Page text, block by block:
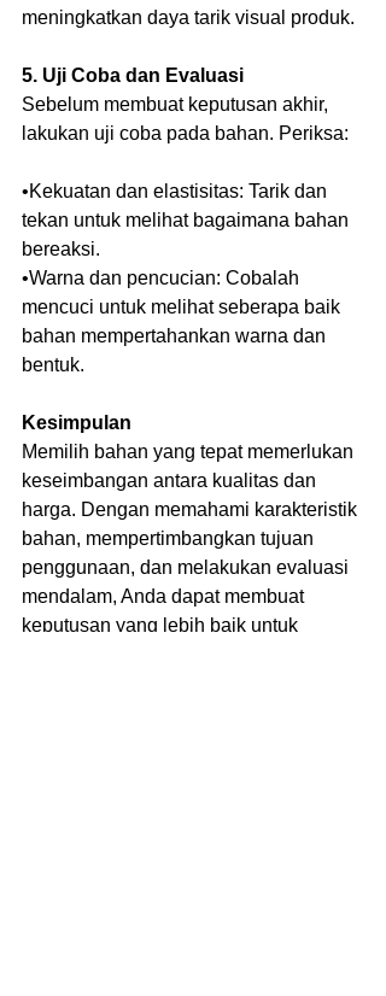
meningkatkan daya tarik visual produk.
5. Uji Coba dan Evaluasi
Sebelum membuat keputusan akhir,
lakukan uji coba pada bahan. Periksa:
•Kekuatan dan elastisitas: Tarik dan
tekan untuk melihat bagaimana bahan
bereaksi.
•Warna dan pencucian: Cobalah
mencuci untuk melihat seberapa baik
bahan mempertahankan warna dan
bentuk.
Kesimpulan
Memilih bahan yang tepat memerlukan
keseimbangan antara kualitas dan
harga. Dengan memahami karakteristik
bahan, mempertimbangkan tujuan
penggunaan, dan melakukan evaluasi
mendalam, Anda dapat membuat
keputusan yang lebih baik untuk